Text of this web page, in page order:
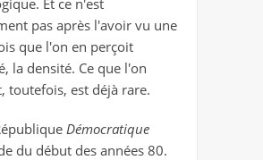
pas après l'avoir vu une
que l'on en perçoit
la densité. Ce que l'on
toutefois, est déjà rare.
Démocratique
du début des années 80.